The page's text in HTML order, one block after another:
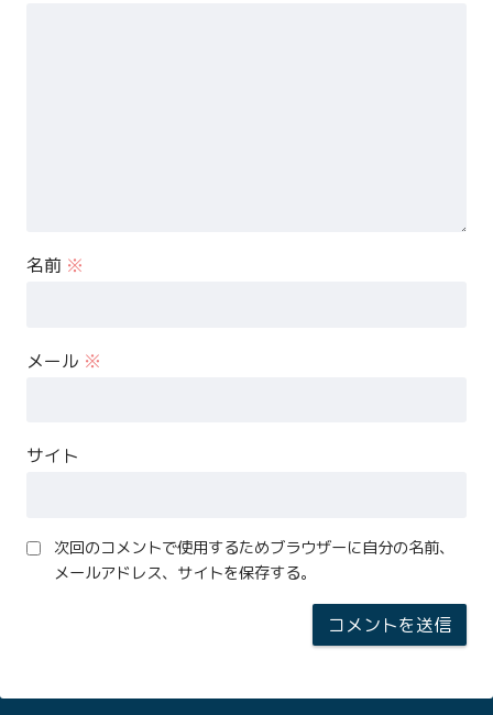
名前 ※
メール ※
サイト
次回のコメントで使用するためブラウザーに自分の名前、
メールアドレス、サイトを保存する。